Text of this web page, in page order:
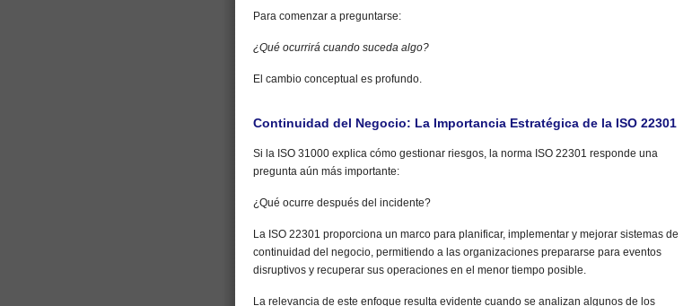
Para comenzar a preguntarse:
¿Qué ocurrirá cuando suceda algo?
El cambio conceptual es profundo.
Continuidad del Negocio: La Importancia Estratégica de la ISO 22301
Si la ISO 31000 explica cómo gestionar riesgos, la norma ISO 22301 responde una
pregunta aún más importante:
¿Qué ocurre después del incidente?
La ISO 22301 proporciona un marco para planificar, implementar y mejorar sistemas de
continuidad del negocio, permitiendo a las organizaciones prepararse para eventos
disruptivos y recuperar sus operaciones en el menor tiempo posible.
La relevancia de este enfoque resulta evidente cuando se analizan algunos de los